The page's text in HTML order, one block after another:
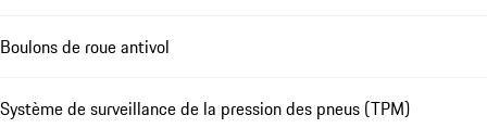
Boulons de roue antivol
Système de surveillance de la pression des pneus (TPM)